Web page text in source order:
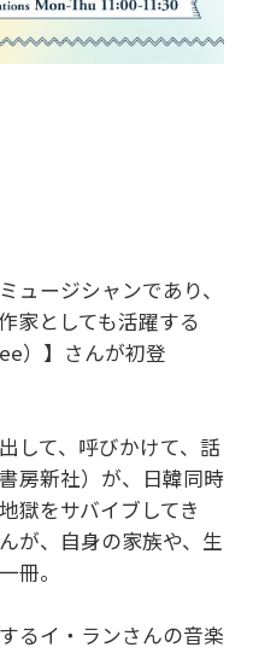
ュージシャンであり、
家としても活躍する
）】さんが初登
して、呼びかけて、話
房新社）が、日韓同時
獄をサバイブしてき
が、自身の家族や、生
冊。
るイ・ランさんの音楽